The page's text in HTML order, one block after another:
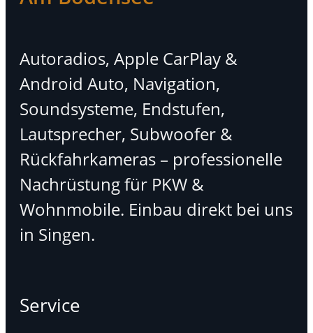
Autoradios, Apple CarPlay &
Android Auto, Navigation,
Soundsysteme, Endstufen,
Lautsprecher, Subwoofer &
Rückfahrkameras – professionelle
Nachrüstung für PKW &
Wohnmobile. Einbau direkt bei uns
in Singen.
Service